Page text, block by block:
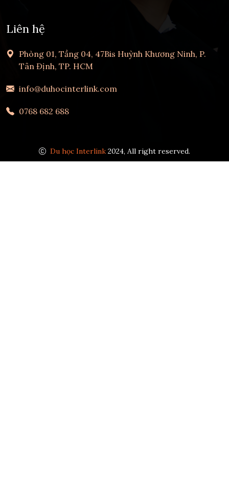
Liên hệ
Phòng 01, Tầng 04, 47Bis Huỳnh Khương Ninh, P.
Tân Định, TP. HCM
info@duhocinterlink.com
0768 682 688
Du học Interlink 2024, All right reserved.